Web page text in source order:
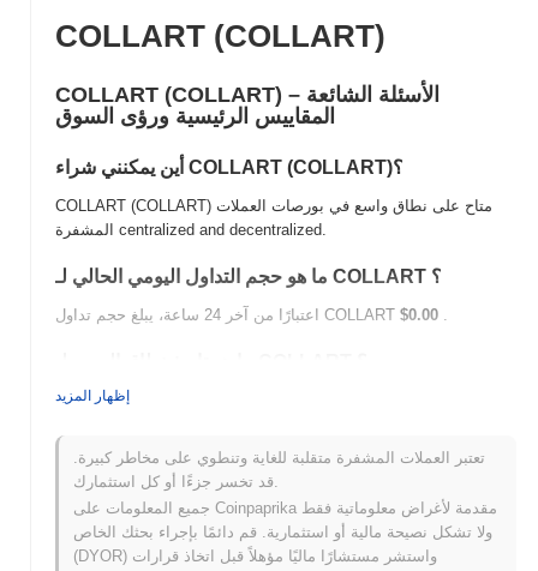
COLLART (COLLART)
COLLART (COLLART) الأسئلة الشائعة –
المقاييس الرئيسية ورؤى السوق
أين يمكنني شراء COLLART (COLLART)؟
COLLART (COLLART) متاح على نطاق واسع في بورصات العملات
المشفرة centralized and decentralized.
ما هو حجم التداول اليومي الحالي لـ COLLART ؟
اعتبارًا من آخر 24 ساعة، يبلغ حجم تداول COLLART $0.00 .
COLLART يتم تداوله حاليًا بنسبة
كيف يعمل COLLART مقارنة بسوق العملات المشفرة
الأوسع؟
إظهار المزيد
تعتبر العملات المشفرة متقلبة للغاية وتنطوي على مخاطر كبيرة.
قد تخسر جزءًا أو كل استثمارك.
جميع المعلومات على Coinpaprika مقدمة لأغراض معلوماتية فقط
ولا تشكل نصيحة مالية أو استثمارية. قم دائمًا بإجراء بحثك الخاص
(DYOR) واستشر مستشارًا ماليًا مؤهلاً قبل اتخاذ قرارات